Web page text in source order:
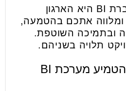
ומציגה נתונים. חברת BI היא הארגון
אתכם בהטמעה,
ובתמיכה השוטפת.
תלויה בשניהם.
כמה זמן לוקח להטמיע מערכת BI